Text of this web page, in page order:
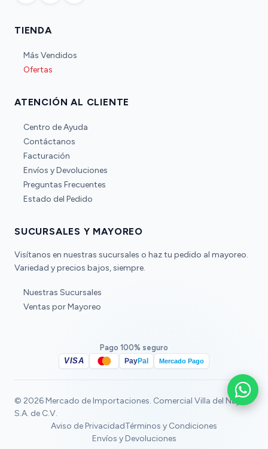
TIENDA
Más Vendidos
Ofertas
ATENCIÓN AL CLIENTE
Centro de Ayuda
Contáctanos
Facturación
Envíos y Devoluciones
Preguntas Frecuentes
Estado del Pedido
SUCURSALES Y MAYOREO
Visítanos en nuestras sucursales o haz tu pedido al mayoreo.
Variedad y precios bajos, siempre.
Nuestras Sucursales
Ventas por Mayoreo
Pago 100% seguro
VISA
PayPal Mercado Pago
© 2026 Mercado de Importaciones. Comercial Villa del Nayar
S.A. de C.V.
Aviso de PrivacidadTérminos y Condiciones
Envíos y Devoluciones